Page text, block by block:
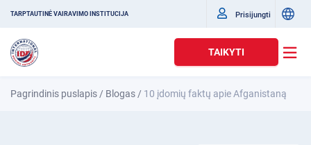
TARPTAUTINĖ VAIRAVIMO INSTITUCIJA Prisijungti
TAIKYTI
Pagrindinis puslapis / Blogas / 10 įdomių faktų apie Afganistaną